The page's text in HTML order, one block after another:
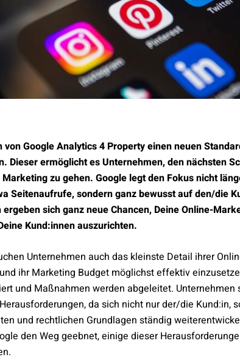
Google Analytics 4 Property einen neuen
Dieser ermöglicht es Unternehmen, den nächsten
zu gehen. Google legt den Fokus nicht
Seitenaufrufe, sondern ganz bewusst auf den/die
sich ganz neue Chancen, Deine Online-
Kund:innen auszurichten.
Unternehmen auch das kleinste Detail ihrer
ihr Marketing Budget möglichst effektiv
und Maßnahmen werden abgeleitet. Unternehmen
da sich nicht nur der/die Kund:in,
und rechtlichen Grundlagen ständig
den Weg geebnet, einige dieser